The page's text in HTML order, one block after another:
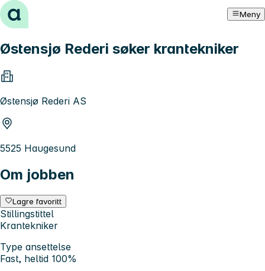
Hopp til innhold Meny
Østensjø Rederi søker krantekniker
Østensjø Rederi AS
5525 Haugesund
Om jobben
Lagre favoritt
Stillingstittel
Krantekniker
Type ansettelse
Fast, heltid 100%